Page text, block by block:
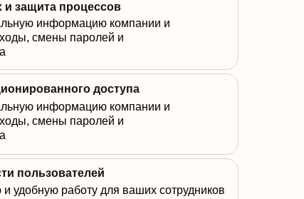
информацию компании и
смены паролей и
доступа
информацию компании и
смены паролей и
и защита процессов
удобную работу для ваших сотрудников
пользователей